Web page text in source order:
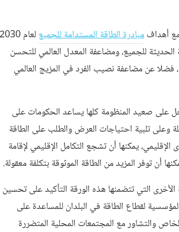
أهدافمبادرة الطاقة المستدامة للجميع
لعام 2030
للجميع، ومضاعفة المعدل العالمي للتحسن
فضلا عن مضاعفة نصيب الفرد في المزيج العالمي
على صعيد المنظومة كلها يساعد الحكومات على
وعلى تلبية احتياجات العرض والطلب على الطاقة
يمكنها أن تشجع التكامل الإقليمي لإقامة
أن توفر المزيد من الطاقة الموثوقة بتكلفة معقولة.
الأخرى التي تتضمنها هذه الورقة التأكيد على تحسين
لقطاع الطاقة في البلدان للمساعدة على
والتشاور مع المجتمعات المحلية المتضررة